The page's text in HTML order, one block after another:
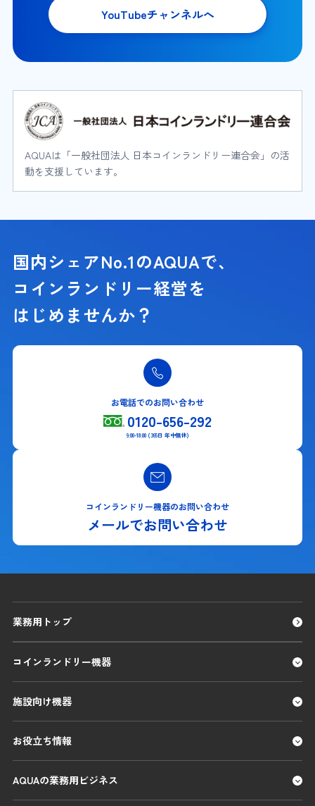
YouTubeチャンネルへ
AQUAは「一般社団法人 日本コインランドリー連合会」の活
動を支援しています。
国内シェアNo.1のAQUAで、
コインランドリー経営を
はじめませんか？
お電話でのお問い合わせ
0120-656-292
9:00-18:00 (365日 年中無休)
コインランドリー機器のお問い合わせ
メールでお問い合わせ
業務用トップ
コインランドリー機器
施設向け機器
お役立ち情報
AQUAの業務用ビジネス